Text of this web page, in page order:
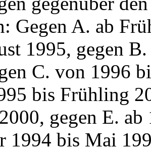
Gegen A. ab
1995, gegen
C. von 1996
bis Frühling
gegen E.
1994 bis Mai